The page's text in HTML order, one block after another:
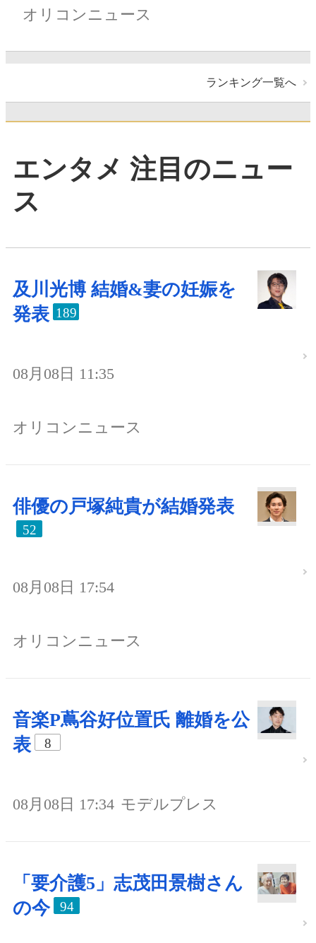
オリコンニュース
ランキング一覧へ
エンタメ 注目のニュー
ス
及川光博 結婚&妻の妊娠を
発表 189
08月08日 11:35
オリコンニュース
俳優の戸塚純貴が結婚発表
52
08月08日 17:54
オリコンニュース
音楽P蔦谷好位置氏 離婚を公
表
8
08月08日 17:34 モデルプレス
「要介護5」志茂田景樹さん
の今
94